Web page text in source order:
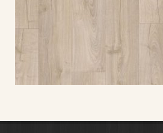
ESCALERAS DE MADERA
MESAS DE MADERA
SUELOS DE MADERA
TRABAJOS A MEDIDA
VENTANAS DE ALUMINIO Y PVC